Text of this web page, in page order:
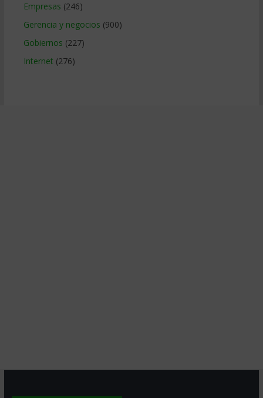
Empresas (246)
Gerencia y negocios (900)
Gobiernos (227)
Internet (276)